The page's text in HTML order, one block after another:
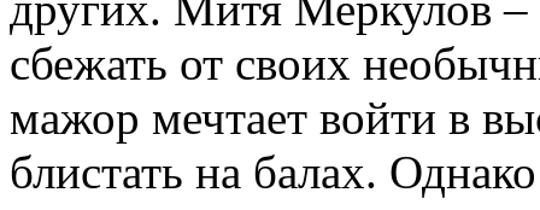
сбежать от своих
мажор мечтает войти в
блистать на балах.